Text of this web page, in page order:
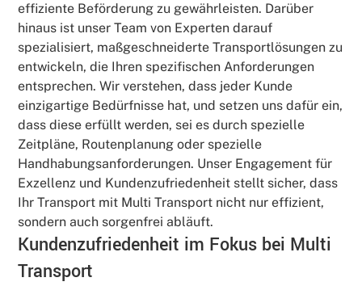
effiziente Beförderung zu gewährleisten. Darüber
hinaus ist unser Team von Experten darauf
spezialisiert, maßgeschneiderte Transportlösungen zu
entwickeln, die Ihren spezifischen Anforderungen
entsprechen. Wir verstehen, dass jeder Kunde
einzigartige Bedürfnisse hat, und setzen uns dafür ein,
dass diese erfüllt werden, sei es durch spezielle
Zeitpläne, Routenplanung oder spezielle
Handhabungsanforderungen. Unser Engagement für
Exzellenz und Kundenzufriedenheit stellt sicher, dass
Ihr Transport mit Multi Transport nicht nur effizient,
sondern auch sorgenfrei abläuft.
Kundenzufriedenheit im Fokus bei Multi
Transport